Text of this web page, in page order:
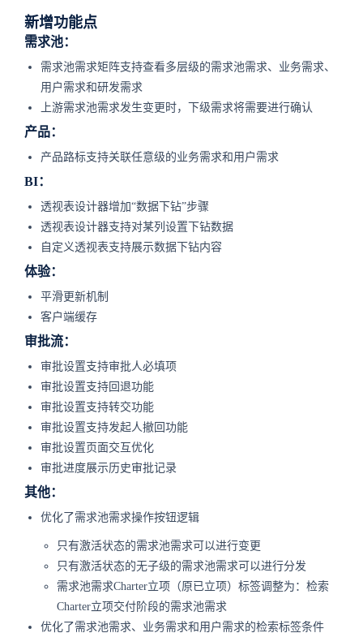
新增功能点
需求池：
需求池需求矩阵支持查看多层级的需求池需求、业务需求、
用户需求和研发需求
上游需求池需求发生变更时，下级需求将需要进行确认
产品：
产品路标支持关联任意级的业务需求和用户需求
BI：
透视表设计器增加“数据下钻”步骤
透视表设计器支持对某列设置下钻数据
自定义透视表支持展示数据下钻内容
体验：
平滑更新机制
客户端缓存
审批流：
审批设置支持审批人必填项
审批设置支持回退功能
审批设置支持转交功能
审批设置支持发起人撤回功能
审批设置页面交互优化
审批进度展示历史审批记录
其他：
优化了需求池需求操作按钮逻辑
只有激活状态的需求池需求可以进行变更
只有激活状态的无子级的需求池需求可以进行分发
需求池需求Charter立项（原已立项）标签调整为：检索
Charter立项交付阶段的需求池需求
优化了需求池需求、业务需求和用户需求的检索标签条件